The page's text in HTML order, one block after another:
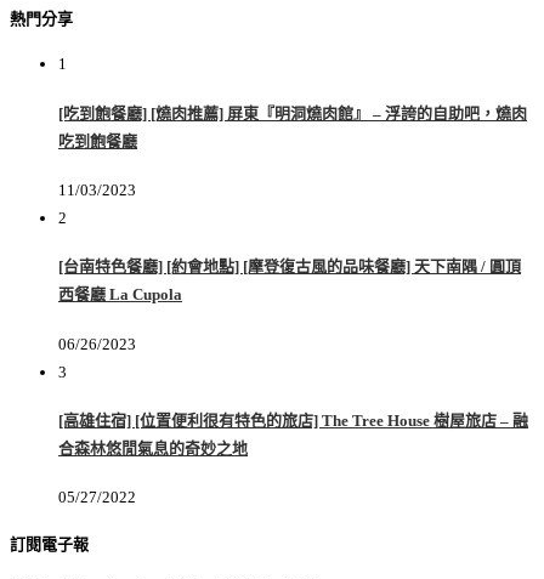
熱門分享
1
[吃到飽餐廳] [燒肉推薦] 屏東『明洞燒肉館』 – 浮誇的自助吧，燒肉
吃到飽餐廳
11/03/2023
2
[台南特色餐廳] [約會地點] [摩登復古風的品味餐廳] 天下南隅 / 圓頂
西餐廳 La Cupola
06/26/2023
3
[高雄住宿] [位置便利很有特色的旅店] The Tree House 樹屋旅店 – 融
合森林悠閒氣息的奇妙之地
05/27/2022
訂閱電子報